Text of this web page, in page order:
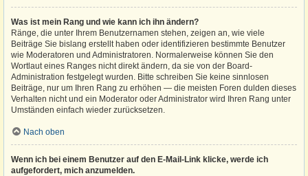
Was ist mein Rang und wie kann ich ihn ändern?
Ränge, die unter Ihrem Benutzernamen stehen, zeigen an, wie viele
Beiträge Sie bislang erstellt haben oder identifizieren bestimmte Benutzer
wie Moderatoren und Administratoren. Normalerweise können Sie den
Wortlaut eines Ranges nicht direkt ändern, da sie von der Board-
Administration festgelegt wurden. Bitte schreiben Sie keine sinnlosen
Beiträge, nur um Ihren Rang zu erhöhen — die meisten Foren dulden dieses
Verhalten nicht und ein Moderator oder Administrator wird Ihren Rang unter
Umständen einfach wieder zurücksetzen.
Nach oben
Wenn ich bei einem Benutzer auf den E-Mail-Link klicke, werde ich
aufgefordert, mich anzumelden.